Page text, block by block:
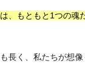
、もともと1つの魂
長く、私たちが想